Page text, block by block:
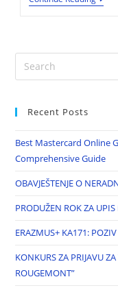
Recent Posts
Best Mastercard Online
Comprehensive Guide
OBAVJEŠTENJE O
PRODUŽEN ROK ZA
ERAZMUS+ KA171:
KONKURS ZA PRIJAVU
ROUGEMONT”